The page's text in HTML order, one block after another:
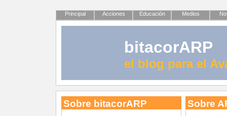
Principal Acciones Educación Medios
bitacorARP
el blog para el
Sobre bitacorARP Sobre